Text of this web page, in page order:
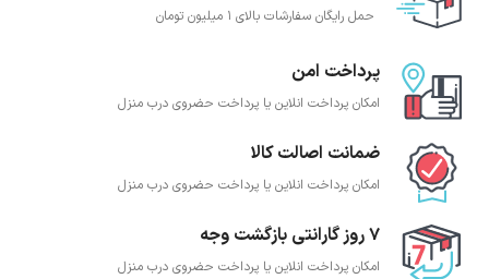
حمل رایگان سفارشات بالای 1 میلیون تومان
پرداخت امن
امکان پرداخت انلاین یا پرداخت حضروی درب منزل
ضمانت اصالت کالا
امکان پرداخت انلاین یا پرداخت حضروی درب منزل
7 روز گارانتی بازگشت وجه
امکان پرداخت انلاین یا پرداخت حضروی درب منزل